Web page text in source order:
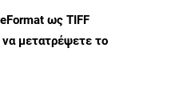
ως TIFF
να μετατρέψετε το